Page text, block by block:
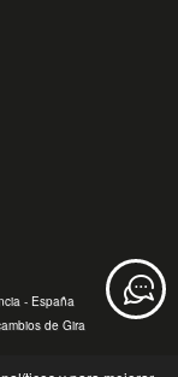
- España
de Gira